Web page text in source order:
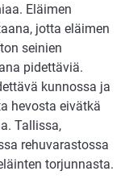
Eläimen
jotta eläimen
seinien
pidettä­viä.
kunnossa ja
hevosta eivätkä
Tal­lissa,
rehuvaras­tossa
torjunnasta.